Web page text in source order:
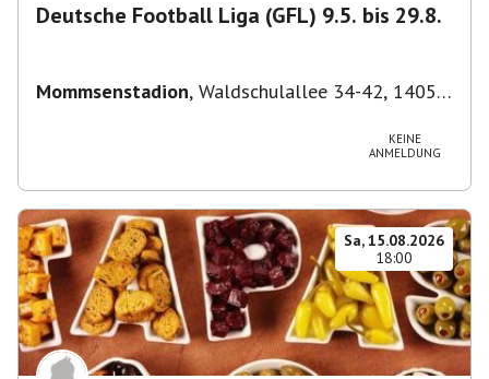
Deutsche Football Liga (GFL) 9.5. bis 29.8.
Mommsenstadion, Waldschulallee 34-42, 14055
KEINE
ANMELDUNG
Sa, 15.08.2026
18:00